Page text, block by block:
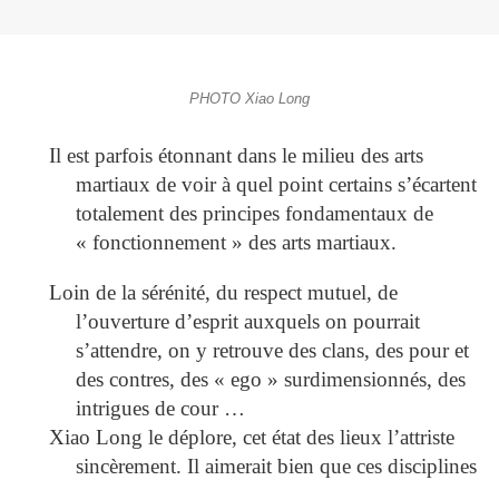
PHOTO Xiao Long
Il est parfois étonnant dans le milieu des arts
martiaux de voir à quel point certains s’écartent
totalement des principes fondamentaux de
« fonctionnement » des arts martiaux.
Loin de la sérénité, du respect mutuel, de
l’ouverture d’esprit auxquels on pourrait
s’attendre, on y retrouve des clans, des pour et
des contres, des « ego » surdimensionnés, des
intrigues de cour …
Xiao Long le déplore, cet état des lieux l’attriste
sincèrement. Il aimerait bien que ces disciplines